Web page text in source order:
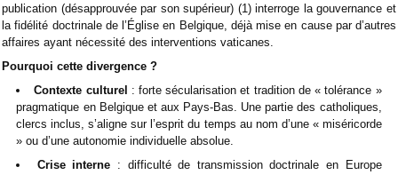
publication (désapprouvée par son supérieur) (1) interroge la gouvernance et
la fidélité doctrinale de l’Église en Belgique, déjà mise en cause par d’autres
affaires ayant nécessité des interventions vaticanes.
Pourquoi cette divergence ?
Contexte culturel : forte sécularisation et tradition de « tolérance »
pragmatique en Belgique et aux Pays-Bas. Une partie des catholiques,
clercs inclus, s’aligne sur l’esprit du temps au nom d’une « miséricorde
» ou d’une autonomie individuelle absolue.
Crise interne : difficulté de transmission doctrinale en Europe